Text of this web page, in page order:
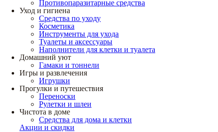
Противопаразитарные средства
Уход и гигиена
Средства по уходу
Косметика
Инструменты для ухода
Туалеты и аксессуары
Наполнители для клетки и туалета
Домашний уют
Гамаки и тоннели
Игры и развлечения
Игрушки
Прогулки и путешествия
Переноски
Рулетки и шлеи
Чистота в доме
Средства для дома и клетки
Акции и скидки